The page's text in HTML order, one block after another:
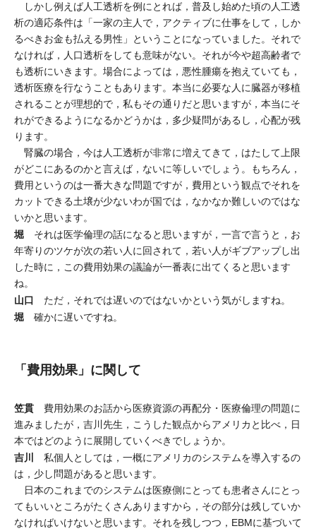
しかし例えば人工透析を例にとれば，普及し始めた頃の人工透
析の適応条件は「一家の主人で，アクティブに仕事をして，しか
るべきお金も払える男性」ということになっていました。それで
なければ，人口透析をしても意味がない。それが今や超高齢者で
も透析にいきます。場合によっては，悪性腫瘍を抱えていても，
透析医療を行なうこともあります。本当に必要な人に臓器が移植
されることが理想的で，私もその通りだと思いますが，本当にそ
れができるようになるかどうかは，多少疑問があるし，心配が残
ります。
腎臓の場合，今は人工透析が非常に増えてきて，はたして上限
がどこにあるのかと言えば，ないに等しいでしょう。もちろん，
費用というのは一番大きな問題ですが，費用という観点でそれを
カットできる土壌が少ないわが国では，なかなか難しいのではな
いかと思います。
堀 それは医学倫理の話になると思いますが，一言で言うと，お
年寄りのツケが次の若い人に回されて，若い人がギブアップし出
した時に，この費用効果の議論が一番表に出てくると思います
ね。
山口 ただ，それでは遅いのではないかという気がしますね。
堀 確かに遅いですね。
「費用効果」に関して
笠貫 費用効果のお話から医療資源の再配分・医療倫理の問題に
進みましたが，吉川先生，こうした観点からアメリカと比べ，日
本ではどのように展開していくべきでしょうか。
吉川 私個人としては，一概にアメリカのシステムを導入するの
は，少し問題があると思います。
日本のこれまでのシステムは医療側にとっても患者さんにとっ
てもいいところがたくさんありますから，その部分は残していか
なければいけないと思います。それを残しつつ，EBMに基づいて